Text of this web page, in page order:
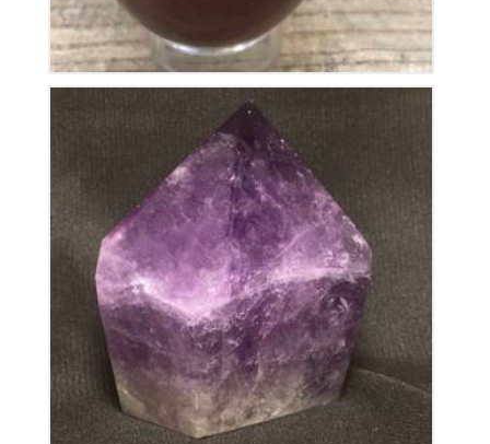
Améthyste Bolivie Polie
110€